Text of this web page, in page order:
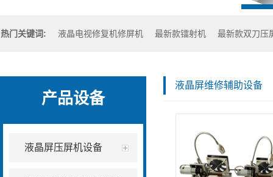
热门关键词: 液晶电视修复机修屏机 最新款镭射机 最新款双刀压
产品设备
液晶屏压屏机设备
液晶屏维修辅助设备